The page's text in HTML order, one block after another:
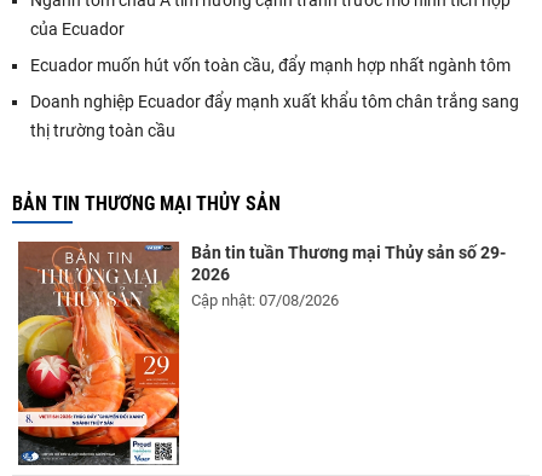
của Ecuador
Ecuador muốn hút vốn toàn cầu, đẩy mạnh hợp nhất ngành tôm
Doanh nghiệp Ecuador đẩy mạnh xuất khẩu tôm chân trắng sang
thị trường toàn cầu
BẢN TIN THƯƠNG MẠI THỦY SẢN
Bản tin tuần Thương mại Thủy sản số 29-
2026
Cập nhật: 07/08/2026